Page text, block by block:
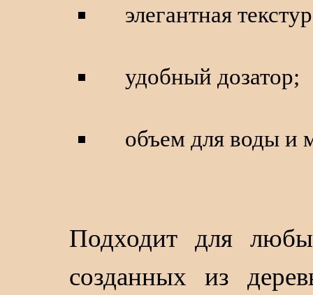
элегантная
удобный дозатор;
объем для воды и
Подходит для
созданных из